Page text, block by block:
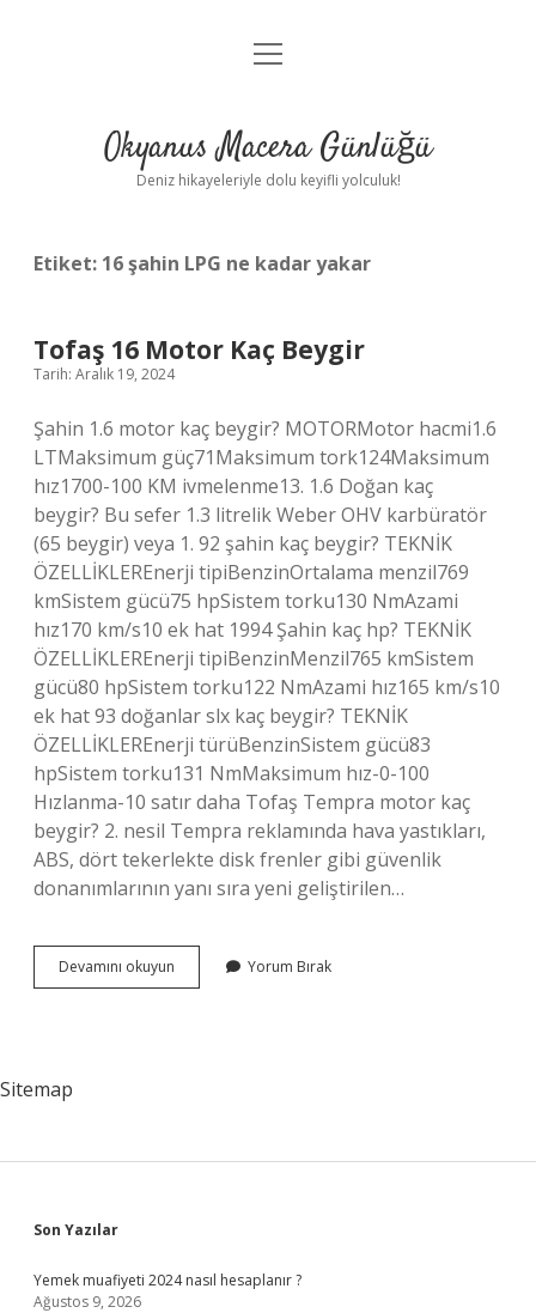
Anasayfa
Yasal Uyarı
menüyü
Okyanus Macera Günlüğü
Deniz hikayeleriyle dolu keyifli yolculuk!
Etiket: 16 şahin LPG ne kadar yakar
Tofaş 16 Motor Kaç Beygir
Tarih: Aralık 19, 2024
Şahin 1.6 motor kaç beygir? MOTORMotor hacmi1.6
LTMaksimum güç71Maksimum tork124Maksimum
hız1700-100 KM ivmelenme13. 1.6 Doğan kaç
beygir? Bu sefer 1.3 litrelik Weber OHV karbüratör
(65 beygir) veya 1. 92 şahin kaç beygir? TEKNİK
ÖZELLİKLEREnerji tipiBenzinOrtalama menzil769
kmSistem gücü75 hpSistem torku130 NmAzami
hız170 km/s10 ek hat 1994 Şahin kaç hp? TEKNİK
ÖZELLİKLEREnerji tipiBenzinMenzil765 kmSistem
gücü80 hpSistem torku122 NmAzami hız165 km/s10
ek hat 93 doğanlar slx kaç beygir? TEKNİK
ÖZELLİKLEREnerji türüBenzinSistem gücü83
hpSistem torku131 NmMaksimum hız-0-100
Hızlanma-10 satır daha Tofaş Tempra motor kaç
beygir? 2. nesil Tempra reklamında hava yastıkları,
ABS, dört tekerlekte disk frenler gibi güvenlik
donanımlarının yanı sıra yeni geliştirilen…
Devamını okuyun
16
Yorum Bırak
Sitemap
Sidebar
Son Yazılar
Yemek muafiyeti 2024 nasıl hesaplanır ?
Ağustos 9, 2026